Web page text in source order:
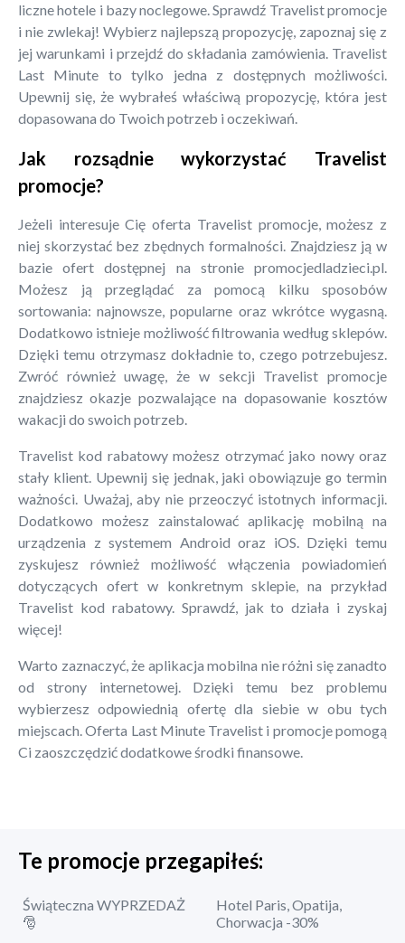
liczne hotele i bazy noclegowe. Sprawdź Travelist promocje
i nie zwlekaj! Wybierz najlepszą propozycję, zapoznaj się z
jej warunkami i przejdź do składania zamówienia. Travelist
Last Minute to tylko jedna z dostępnych możliwości.
Upewnij się, że wybrałeś właściwą propozycję, która jest
dopasowana do Twoich potrzeb i oczekiwań.
Jak rozsądnie wykorzystać Travelist
promocje?
Jeżeli interesuje Cię oferta Travelist promocje, możesz z
niej skorzystać bez zbędnych formalności. Znajdziesz ją w
bazie ofert dostępnej na stronie promocjedladzieci.pl.
Możesz ją przeglądać za pomocą kilku sposobów
sortowania: najnowsze, popularne oraz wkrótce wygasną.
Dodatkowo istnieje możliwość filtrowania według sklepów.
Dzięki temu otrzymasz dokładnie to, czego potrzebujesz.
Zwróć również uwagę, że w sekcji Travelist promocje
znajdziesz okazje pozwalające na dopasowanie kosztów
wakacji do swoich potrzeb.
Travelist kod rabatowy możesz otrzymać jako nowy oraz
stały klient. Upewnij się jednak, jaki obowiązuje go termin
ważności. Uważaj, aby nie przeoczyć istotnych informacji.
Dodatkowo możesz zainstalować aplikację mobilną na
urządzenia z systemem Android oraz iOS. Dzięki temu
zyskujesz również możliwość włączenia powiadomień
dotyczących ofert w konkretnym sklepie, na przykład
Travelist kod rabatowy. Sprawdź, jak to działa i zyskaj
więcej!
Warto zaznaczyć, że aplikacja mobilna nie różni się zanadto
od strony internetowej. Dzięki temu bez problemu
wybierzesz odpowiednią ofertę dla siebie w obu tych
miejscach. Oferta Last Minute Travelist i promocje pomogą
Ci zaoszczędzić dodatkowe środki finansowe.
Te promocje przegapiłeś:
Świąteczna WYPRZEDAŻ
🎅
Hotel Paris, Opatija,
Chorwacja -30%